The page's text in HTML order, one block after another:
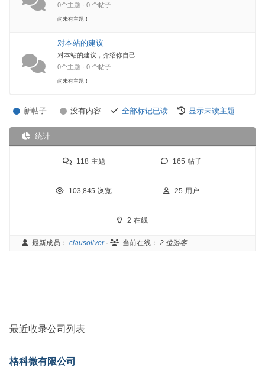
0个主题 · 0 个帖子
尚未有主题！
对本站的建议
对本站的建议，介绍你自己
0个主题 · 0 个帖子
尚未有主题！
新帖子 没有内容 全部标记已读 显示未读主题
统计
118 主题 165 帖子
103,845 浏览 25 用户
2 在线
最新成员： clausoliver· 当前在线： 2 位游客
最近收录公司列表
格科微有限公司